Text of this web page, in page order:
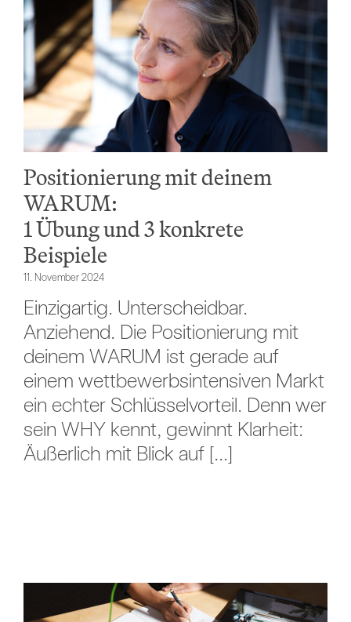
Positionierung mit deinem
WARUM:
1 Übung und 3 konkrete
Beispiele
11. November 2024
Einzigartig. Unterscheidbar.
Anziehend. Die Positionierung mit
deinem WARUM ist gerade auf
einem wettbewerbsintensiven Markt
ein echter Schlüsselvorteil. Denn wer
sein WHY kennt, gewinnt Klarheit:
Äußerlich mit Blick auf [...]